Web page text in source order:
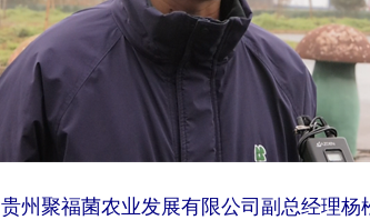
贵州聚福菌农业发展有限公司副总经理杨